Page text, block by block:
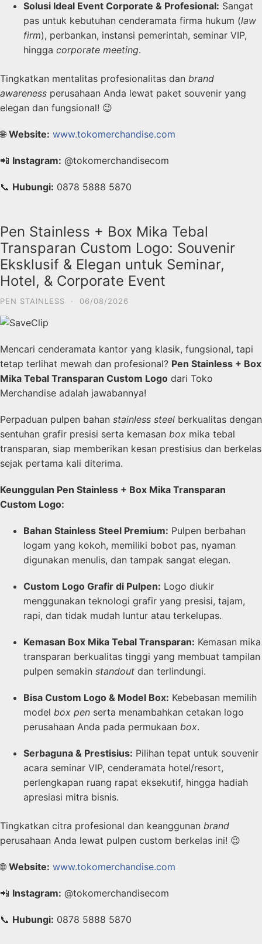
Solusi Ideal Event Corporate & Profesional: Sangat
pas untuk kebutuhan cenderamata firma hukum (law
firm), perbankan, instansi pemerintah, seminar VIP,
hingga corporate meeting.
Tingkatkan mentalitas profesionalitas dan brand
awareness perusahaan Anda lewat paket souvenir yang
elegan dan fungsional! 😉
🌐 Website: www.tokomerchandise.com
📲 Instagram: @tokomerchandisecom
📞 Hubungi: 0878 5888 5870
Pen Stainless + Box Mika Tebal
Transparan Custom Logo: Souvenir
Eksklusif & Elegan untuk Seminar,
Hotel, & Corporate Event
PEN STAINLESS · 06/08/2026
Mencari cenderamata kantor yang klasik, fungsional, tapi
tetap terlihat mewah dan profesional? Pen Stainless + Box
Mika Tebal Transparan Custom Logo dari Toko
Merchandise adalah jawabannya!
Perpaduan pulpen bahan stainless steel berkualitas dengan
sentuhan grafir presisi serta kemasan box mika tebal
transparan, siap memberikan kesan prestisius dan berkelas
sejak pertama kali diterima.
Keunggulan Pen Stainless + Box Mika Transparan
Custom Logo:
Bahan Stainless Steel Premium: Pulpen berbahan
logam yang kokoh, memiliki bobot pas, nyaman
digunakan menulis, dan tampak sangat elegan.
Custom Logo Grafir di Pulpen: Logo diukir
menggunakan teknologi grafir yang presisi, tajam,
rapi, dan tidak mudah luntur atau terkelupas.
Kemasan Box Mika Tebal Transparan: Kemasan mika
transparan berkualitas tinggi yang membuat tampilan
pulpen semakin standout dan terlindungi.
Bisa Custom Logo & Model Box: Kebebasan memilih
model box pen serta menambahkan cetakan logo
perusahaan Anda pada permukaan box.
Serbaguna & Prestisius: Pilihan tepat untuk souvenir
acara seminar VIP, cenderamata hotel/resort,
perlengkapan ruang rapat eksekutif, hingga hadiah
apresiasi mitra bisnis.
Tingkatkan citra profesional dan keanggunan brand
perusahaan Anda lewat pulpen custom berkelas ini! 😉
🌐 Website: www.tokomerchandise.com
📲 Instagram: @tokomerchandisecom
📞 Hubungi: 0878 5888 5870